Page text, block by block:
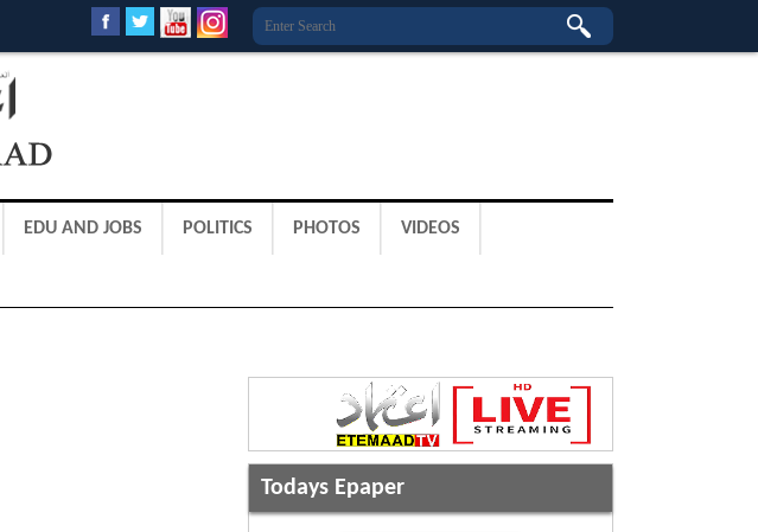
EDU AND JOBS POLITICS PHOTOS VIDEOS
Todays Epaper